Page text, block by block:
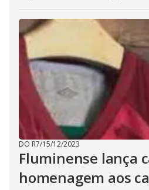
DO R7/15/12/2023
Fluminense lança
homenagem aos